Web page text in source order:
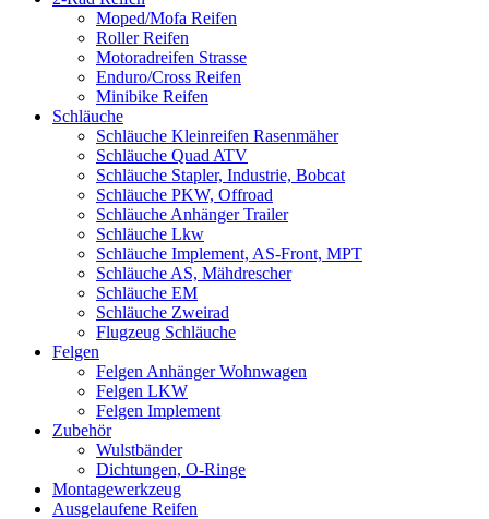
Moped/Mofa Reifen
Roller Reifen
Motoradreifen Strasse
Enduro/Cross Reifen
Minibike Reifen
Schläuche
Schläuche Kleinreifen Rasenmäher
Schläuche Quad ATV
Schläuche Stapler, Industrie, Bobcat
Schläuche PKW, Offroad
Schläuche Anhänger Trailer
Schläuche Lkw
Schläuche Implement, AS-Front, MPT
Schläuche AS, Mähdrescher
Schläuche EM
Schläuche Zweirad
Flugzeug Schläuche
Felgen
Felgen Anhänger Wohnwagen
Felgen LKW
Felgen Implement
Zubehör
Wulstbänder
Dichtungen, O-Ringe
Montagewerkzeug
Ausgelaufene Reifen